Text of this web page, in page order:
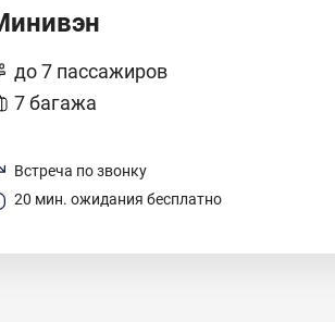
до 7 пассажиров
7 багажа
Встреча по звонку
20 мин. ожидания бесплатно